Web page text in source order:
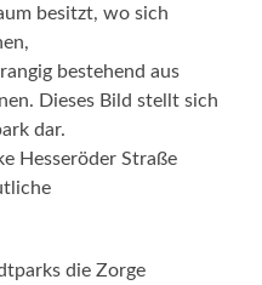
besitzt, wo sich
bestehend aus
Dieses Bild stellt sich
dar.
Hesseröder Straße
die Zorge